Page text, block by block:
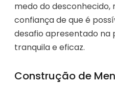
medo do
confiança de que é
desafio apresentado na
tranquila e eficaz.
Construção de